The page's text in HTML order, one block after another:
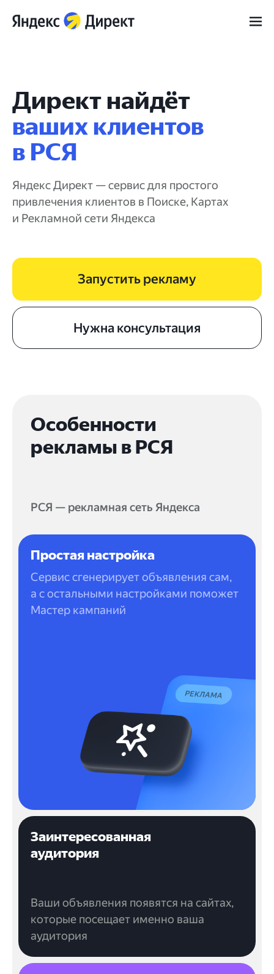
Директ найдёт
ваших клиентов
в РСЯ
Яндекс Директ — сервис для простого
привлечения клиентов в Поиске, Картах
и Рекламной сети Яндекса
Запустить рекламу
Нужна консультация
Особенности
рекламы в РСЯ
РСЯ — рекламная сеть Яндекса
Простая настройка
Сервис сгенерирует объявления сам,
а с остальными настройками поможет
Мастер кампаний
Заинтересованная
аудитория
Ваши объявления появятся на сайтах,
которые посещает именно ваша
аудитория